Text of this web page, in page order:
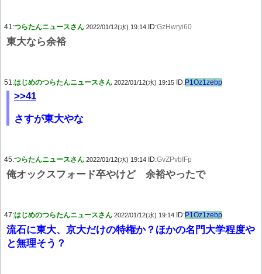
41:つらたんニュースさん 2022/01/12(水) 19:14 ID:GzHwryi60
東大なら余裕
51:はじめのつらたんニュースさん 2022/01/12(水) 19:15 ID:P1Oz1zebp
>>41
さすが東大やな
45:つらたんニュースさん 2022/01/12(水) 19:14 ID:GvZPvbIFp
俺オックスフォード卒やけど 余裕やったで
47:はじめのつらたんニュースさん 2022/01/12(水) 19:14 ID:P1Oz1zebp
流石に東大、京大だけの特権か？ほかの名門大学程度や
と無理そう？